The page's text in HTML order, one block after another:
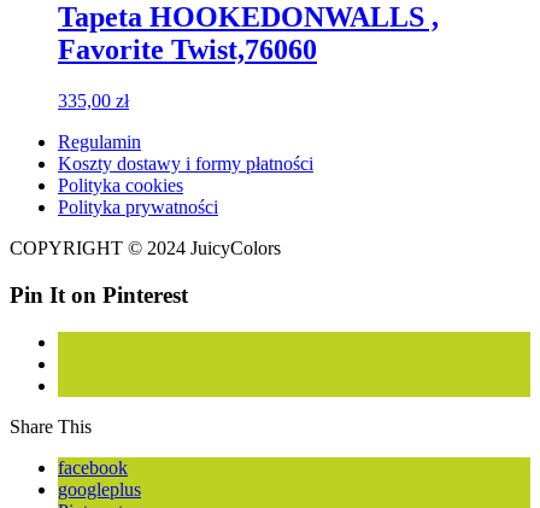
Tapeta HOOKEDONWALLS ,
Favorite Twist,76060
335,00 zł
Regulamin
Koszty dostawy i formy płatności
Polityka cookies
Polityka prywatności
COPYRIGHT © 2024 JuicyColors
Pin It on Pinterest
Share This
facebook
googleplus